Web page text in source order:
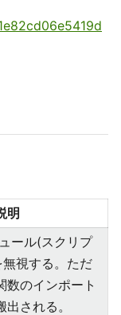
明
ール(スクリプ
無視する。ただ
数のインポート
される。